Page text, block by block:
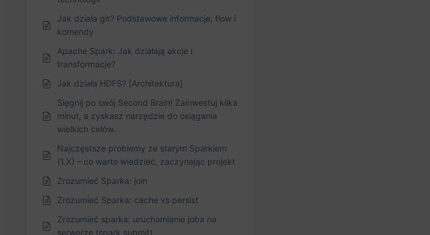
Jak działa git? Podstawowe informacje, flow i
komendy
Apache Spark: Jak działają akcje i
transformacje?
Jak działa HDFS? [Architektura]
Sięgnij po swój Second Brain! Zainwestuj kilka
minut, a zyskasz narzędzie do osiągania
wielkich celów.
Najczęstsze problemy ze starym Sparkiem
(1.X) – co warto wiedzieć, zaczynając projekt
Zrozumieć Sparka: join
Zrozumieć Sparka: cache vs persist
Zrozumieć sparka: uruchamianie joba na
serwerze (spark submit)